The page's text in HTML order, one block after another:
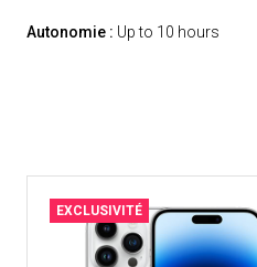
Autonomie : Up to 10 hours
EXCLUSIVITÉ